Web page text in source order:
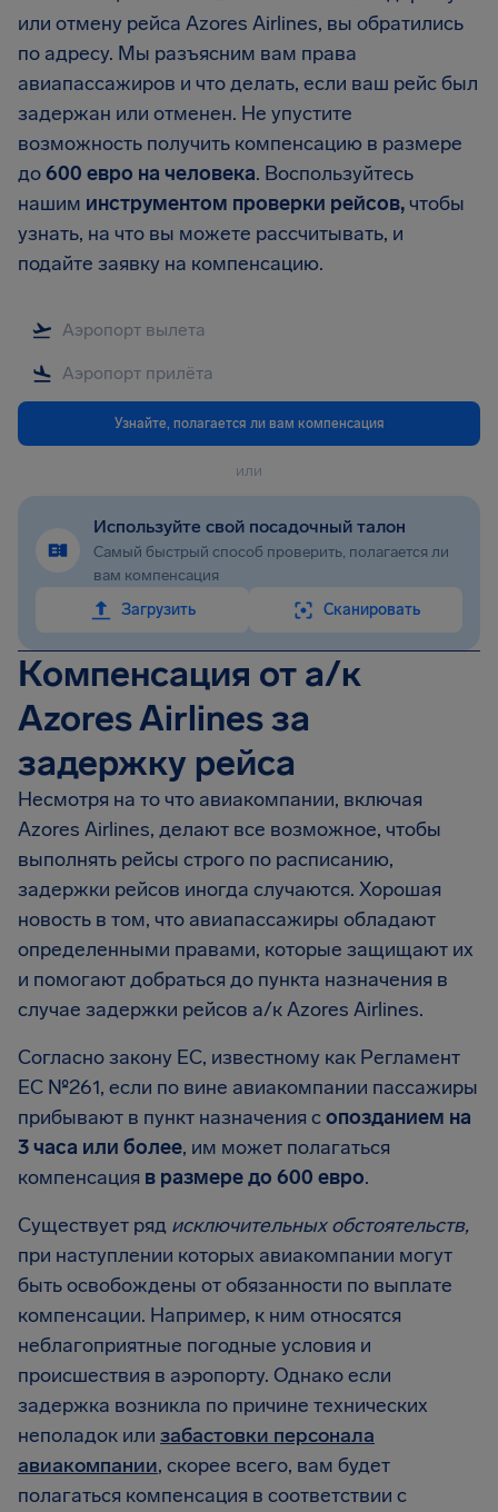
или отмену рейса Azores Airlines, вы обратились
по адресу. Мы разъясним вам права
авиапассажиров и что делать, если ваш рейс был
задержан или отменен. Не упустите
возможность получить компенсацию в размере
до600 евро на человека. Воспользуйтесь
нашим инструментом проверки рейсов,чтобы
узнать, на что вы можете рассчитывать, и
подайте заявку на компенсацию.
Узнайте, полагается ли вам компенсация
или
Используйте свой посадочный талон
Самый быстрый способ проверить, полагается ли
вам компенсация
Загрузить
Сканировать
Компенсация от а/к
Azores Airlines за
задержку рейса
Несмотря на то что авиакомпании, включая
Azores Airlines, делают все возможное, чтобы
выполнять рейсы строго по расписанию,
задержки рейсов иногда случаются. Хорошая
новость в том, что авиапассажиры обладают
определенными правами, которые защищают их
и помогают добраться до пункта назначения в
случае задержки рейсов а/к Azores Airlines.
Согласно закону ЕС, известному как Регламент
ЕС №261, если по вине авиакомпании пассажиры
прибывают в пункт назначения сопозданием на
3 часа или более, им может полагаться
компенсация в размере до 600 евро.
Существует ряд исключительных обстоятельств,
при наступлении которых авиакомпании могут
быть освобождены от обязанности по выплате
компенсации. Например, к ним относятся
неблагоприятные погодные условия и
происшествия в аэропорту. Однако если
задержка возникла по причине технических
неполадок или забастовки персонала
авиакомпании, скорее всего, вам будет
полагаться компенсация в соответствии с